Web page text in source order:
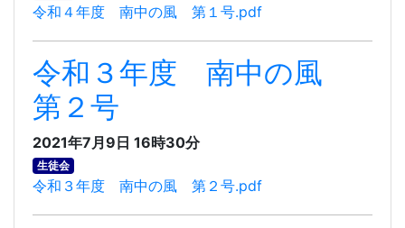
令和４年度 南中の風 第１号.pdf
令和３年度 南中の風
第２号
2021年7月9日 16時30分
生徒会
令和３年度 南中の風 第２号.pdf